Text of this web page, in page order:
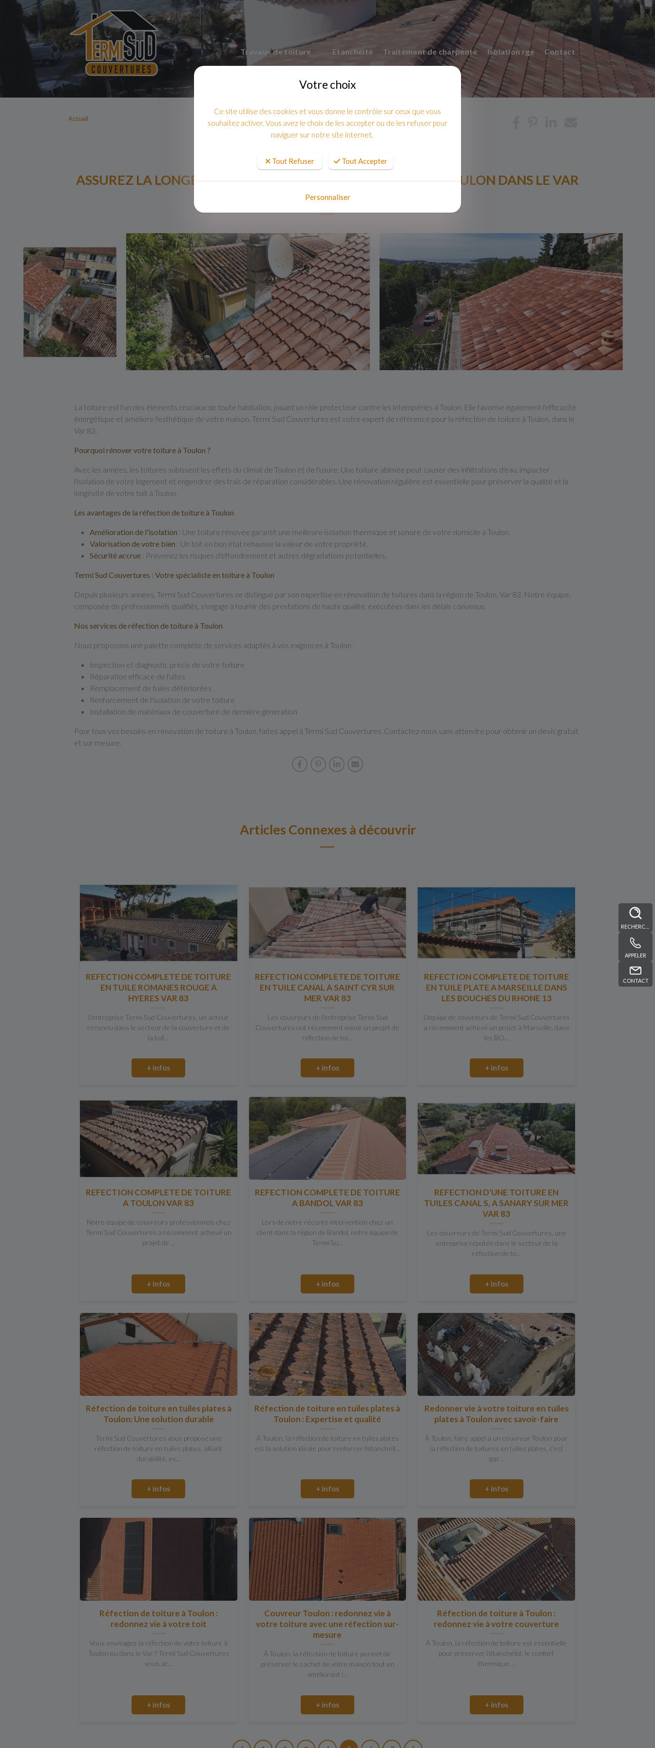
Travaux de toiture Etanchéité Traitement de charpente Isolation rge Contact
APPELER
CONTACT
Accueil
ASSUREZ LA LONGEVITE ET LA SECURITE DE VOTRE TOIT A TOULON DANS LE VAR
83
La toiture est l'un des éléments cruciaux de toute habitation, jouant un rôle protecteur contre les intempéries à Toulon. Elle favorise également l'efficacité
énergétique et améliore l'esthétique de votre maison. Termi Sud Couvertures est votre expert de référence pour la réfection de toiture à Toulon, dans le
Var 83.
Pourquoi rénover votre toiture à Toulon ?
Avec les années, les toitures subissent les effets du climat de Toulon et de l'usure. Une toiture abîmée peut causer des infiltrations d'eau, impacter
l'isolation de votre logement et engendrer des frais de réparation considérables. Une rénovation régulière est essentielle pour préserver la qualité et la
longévité de votre toit à Toulon.
Les avantages de la réfection de toiture à Toulon
Amélioration de l'isolation : Une toiture rénovée garantit une meilleure isolation thermique et sonore de votre domicile à Toulon.
Valorisation de votre bien : Un toit en bon état rehausse la valeur de votre propriété.
Sécurité accrue : Prévenez les risques d'effondrement et autres dégradations potentielles.
Termi Sud Couvertures : Votre spécialiste en toiture à Toulon
Depuis plusieurs années, Termi Sud Couvertures se distingue par son expertise en rénovation de toitures dans la région de Toulon, Var 83. Notre équipe,
composée de professionnels qualifiés, s'engage à fournir des prestations de haute qualité, exécutées dans les délais convenus.
Nos services de réfection de toiture à Toulon
Nous proposons une palette complète de services adaptés à vos exigences à Toulon :
Inspection et diagnostic précis de votre toiture
Réparation efficace de fuites
Remplacement de tuiles détériorées
Renforcement de l'isolation de votre toiture
Installation de matériaux de couverture de dernière génération
Pour tous vos besoins en rénovation de toiture à Toulon, faites appel à Termi Sud Couvertures. Contactez-nous sans attendre pour obtenir un devis gratuit
et sur mesure.
Articles Connexes à découvrir
REFECTION COMPLETE DE TOITURE
EN TUILE ROMANES ROUGE A
HYERES VAR 83
L'entreprise Termi Sud Couvertures, un acteur
reconnu dans le secteur de la couverture et de
la toit...
+ infos
REFECTION COMPLETE DE TOITURE
EN TUILE CANAL A SAINT CYR SUR
MER VAR 83
Les couvreurs de l'entreprise Termi Sud
Couvertures ont récemment mené un projet de
réfection de toi...
+ infos
REFECTION COMPLETE DE TOITURE
EN TUILE PLATE A MARSEILLE DANS
LES BOUCHES DU RHONE 13
L'équipe de couvreurs de Termi Sud Couvertures
a récemment achevé un projet à Marseille, dans
les BO...
+ infos
REFECTION COMPLETE DE TOITURE
A TOULON VAR 83
Notre équipe de couvreurs professionnels chez
Termi Sud Couvertures a récemment achevé un
projet de ...
+ infos
REFECTION COMPLETE DE TOITURE
A BANDOL VAR 83
Lors de notre récente intervention chez un
client dans la région de Bandol, notre équipe de
Termi Su...
+ infos
REFECTION D'UNE TOITURE EN
TUILES CANAL S, A SANARY SUR MER
VAR 83
Les couvreurs de Termi Sud Couvertures, une
entreprise réputée dans le secteur de la
réfection de to...
+ infos
Réfection de toiture en tuiles plates à
Toulon: Une solution durable
Termi Sud Couvertures vous propose une
réfection de toiture en tuiles plates, alliant
durabilité, es...
+ infos
Réfection de toiture en tuiles plates à
Toulon : Expertise et qualité
À Toulon, la réfection de toiture en tuiles plates
est la solution idéale pour renforcer l'étanchéit...
+ infos
Redonner vie à votre toiture en tuiles
plates à Toulon avec savoir-faire
À Toulon, faire appel à un couvreur Toulon pour
la réfection de toitures en tuiles plates, c'est
gar...
+ infos
Réfection de toiture à Toulon :
redonnez vie à votre toit
Vous envisagez la réfection de votre toiture à
Toulon ou dans le Var ? Termi Sud Couvertures
vous ac...
+ infos
Couvreur Toulon : redonnez vie à
votre toiture avec une réfection sur-
mesure
À Toulon, la réfection de toiture permet de
préserver le cachet de votre maison tout en
améliorant l...
+ infos
Réfection de toiture à Toulon :
redonnez vie à votre couverture
À Toulon, la réfection de toiture est essentielle
pour préserver l'étanchéité, le confort
thermique ...
+ infos
Votre choix
Ce site utilise des cookies et vous donne le contrôle sur ceux que vous
souhaitez activer. Vous avez le choix de les accepter ou de les refuser pour
naviguer sur notre site internet.
Tout Refuser Tout Accepter
Personnaliser